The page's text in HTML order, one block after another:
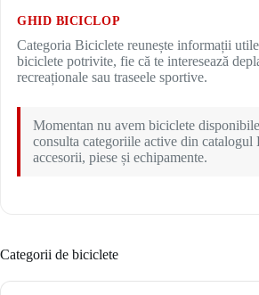
GHID BICICLOP
Categoria Biciclete reunește informații
biciclete potrivite, fie că te interesează
recreaționale sau traseele sportive.
Momentan nu avem biciclete
consulta categoriile active din catalogul
accesorii, piese și echipamente.
Categorii de biciclete